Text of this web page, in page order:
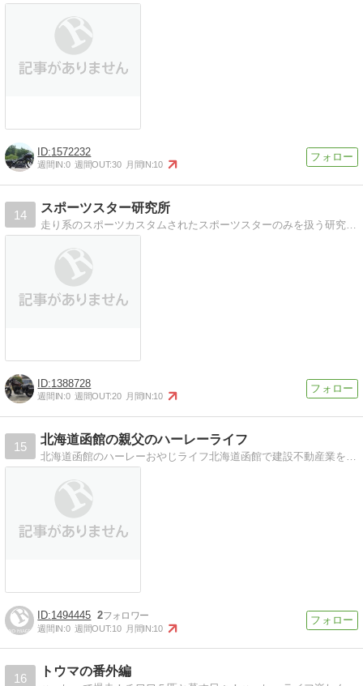
1572232
週間IN:0 週間OUT:30 月間IN:10
14
スポーツスター研究所
走り系のスポーツカスタムされたスポーツスターのみを扱う研究所。
1388728
週間IN:0 週間OUT:20 月間IN:10
15
北海道函館の親父のハーレーライフ
1494445 2
週間IN:0 週間OUT:10 月間IN:10
16
トウマの番外編